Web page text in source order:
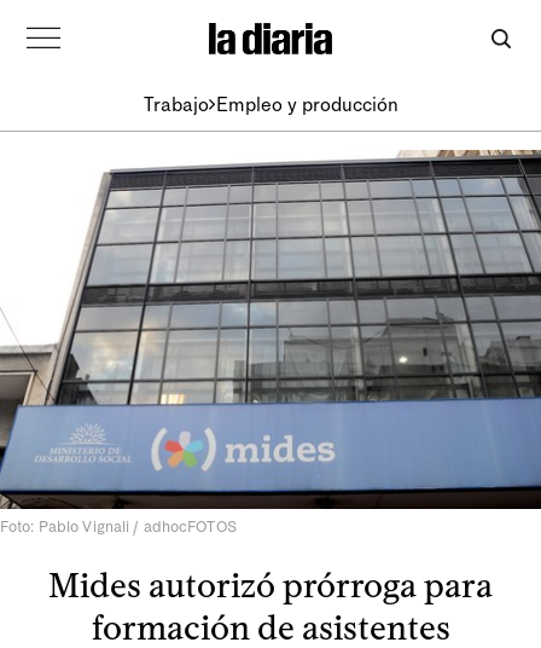
Trabajo Empleo y producción
Foto: Pablo Vignali / adhocFOTOS
Mides autorizó prórroga para
formación de asistentes